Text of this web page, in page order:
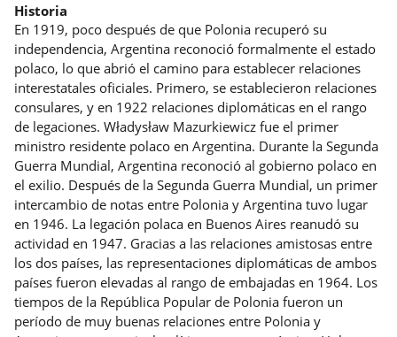
Historia
En 1919, poco después de que Polonia recuperó su
independencia, Argentina reconoció formalmente el estado
polaco, lo que abrió el camino para establecer relaciones
interestatales oficiales. Primero, se establecieron relaciones
consulares, y en 1922 relaciones diplomáticas en el rango
de legaciones. Władysław Mazurkiewicz fue el primer
ministro residente polaco en Argentina. Durante la Segunda
Guerra Mundial, Argentina reconoció al gobierno polaco en
el exilio. Después de la Segunda Guerra Mundial, un primer
intercambio de notas entre Polonia y Argentina tuvo lugar
en 1946. La legación polaca en Buenos Aires reanudó su
actividad en 1947. Gracias a las relaciones amistosas entre
los dos países, las representaciones diplomáticas de ambos
países fueron elevadas al rango de embajadas en 1964. Los
tiempos de la República Popular de Polonia fueron un
período de muy buenas relaciones entre Polonia y